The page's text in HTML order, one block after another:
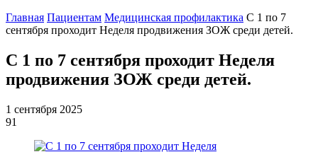
Главная Пациентам Медицинская профилактика С 1 по 7
сентября проходит Неделя продвижения ЗОЖ среди детей.
С 1 по 7 сентября проходит Неделя
продвижения ЗОЖ среди детей.
1 сентября 2025
91